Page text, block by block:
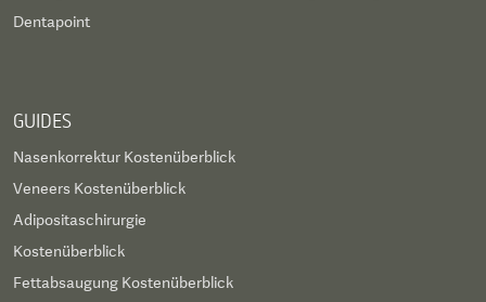
Dentapoint
GUIDES
Nasenkorrektur Kostenüberblick
Veneers Kostenüberblick
Adipositaschirurgie
Kostenüberblick
Fettabsaugung Kostenüberblick